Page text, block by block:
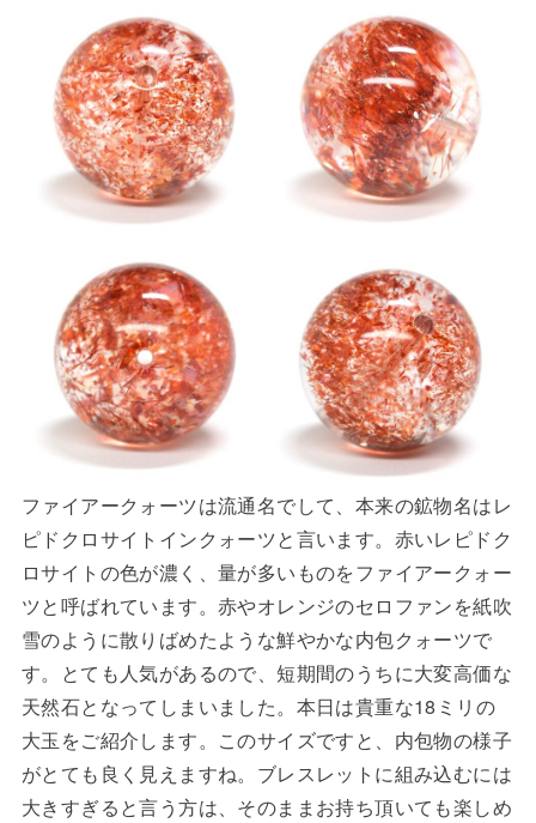
ファイアークォーツは流通名でして、本来の鉱物名はレ
ピドクロサイトインクォーツと言います。赤いレピドク
ロサイトの色が濃く、量が多いものをファイアークォー
ツと呼ばれています。赤やオレンジのセロファンを紙吹
雪のように散りばめたような鮮やかな内包クォーツで
す。とても人気があるので、短期間のうちに大変高価な
天然石となってしまいました。本日は貴重な18ミリの
大玉をご紹介します。このサイズですと、内包物の様子
がとても良く見えますね。ブレスレットに組み込むには
大きすぎると言う方は、そのままお持ち頂いても楽しめ